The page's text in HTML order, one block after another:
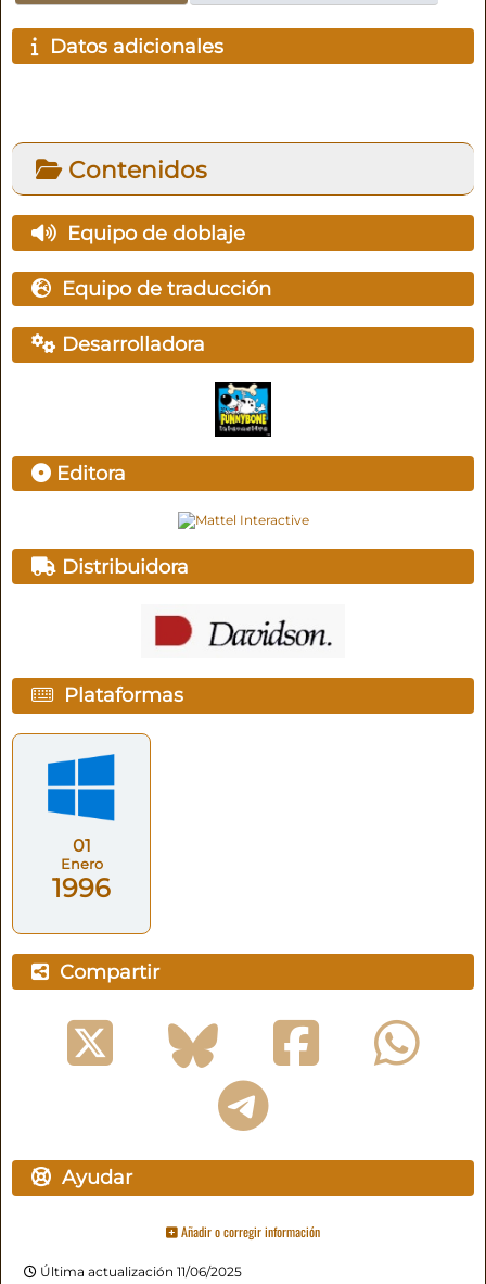
Datos adicionales
Contenidos
Equipo de doblaje
Equipo de traducción
Desarrolladora
Editora
Distribuidora
Plataformas
01
Enero
1996
Compartir
Ayudar
Añadir o corregir información
Última actualización 11/06/2025